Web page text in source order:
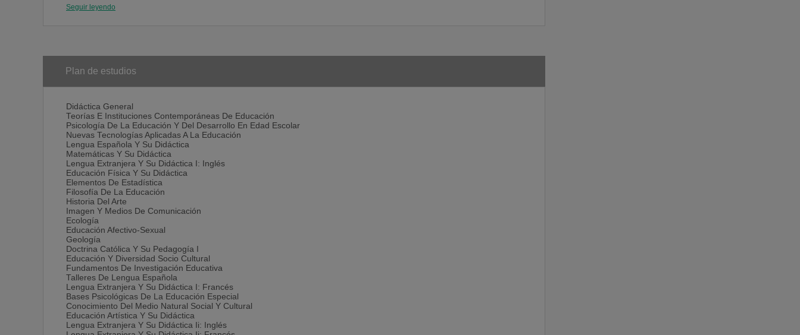
Seguir leyendo
Plan de estudios
Didáctica General
Teorías E Instituciones Contemporáneas De Educación
Psicología De La Educación Y Del Desarrollo En Edad Escolar
Nuevas Tecnologías Aplicadas A La Educación
Lengua Española Y Su Didáctica
Matemáticas Y Su Didáctica
Lengua Extranjera Y Su Didáctica I: Inglés
Educación Física Y Su Didáctica
Elementos De Estadística
Filosofía De La Educación
Historia Del Arte
Imagen Y Medios De Comunicación
Ecología
Educación Afectivo-Sexual
Geología
Doctrina Católica Y Su Pedagogía I
Educación Y Diversidad Socio Cultural
Fundamentos De Investigación Educativa
Talleres De Lengua Española
Lengua Extranjera Y Su Didáctica I: Francés
Bases Psicológicas De La Educación Especial
Conocimiento Del Medio Natural Social Y Cultural
Educación Artística Y Su Didáctica
Lengua Extranjera Y Su Didáctica Ii: Inglés